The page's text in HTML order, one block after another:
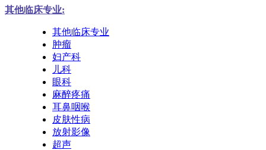
其他临床专业:
其他临床专业
肿瘤
妇产科
儿科
眼科
麻醉疼痛
耳鼻咽喉
皮肤性病
放射影像
超声